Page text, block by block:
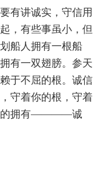
有讲诚实，守信用
，有些事虽小，但
船人拥有一根船
有一双翅膀。参天
于不屈的根。诚信
守着你的根，守着
的拥有————诚